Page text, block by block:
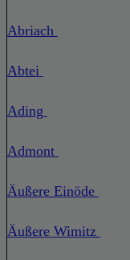
Abriach
Abtei
Ading
Admont
Äußere Einöde
Äußere Wimitz